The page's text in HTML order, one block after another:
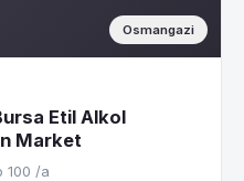
Osmangazi
Etil Alkol
Market
100 /a